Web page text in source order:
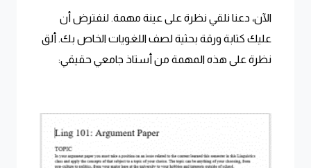
الآن، دعنا نلقي نظرة على عينة مهمة. لنفترض أن
عليك كتابة ورقة بحثية لصف اللغويات الخاص بك. ألق
نظرة على هذه المهمة من أستاذ جامعي حقيقي: